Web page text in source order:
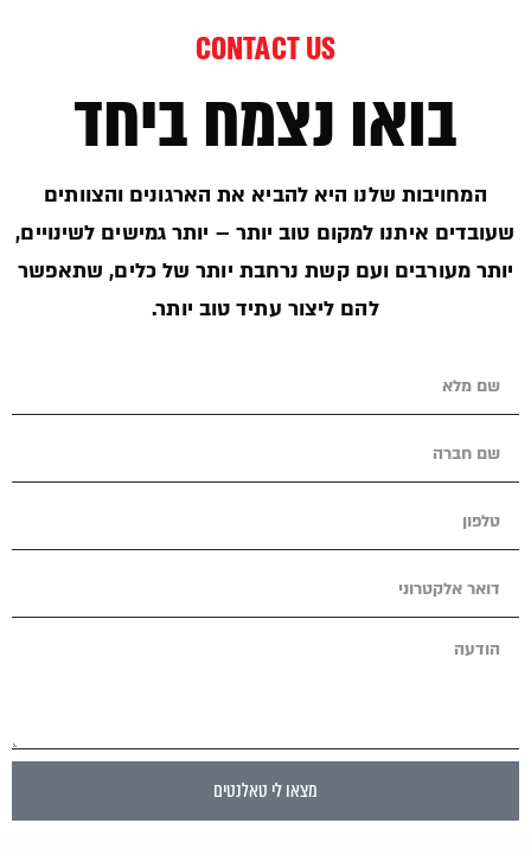
CONTACT US
בואו נצמח ביחד
המחויבות שלנו היא להביא את הארגונים והצוותים
שעובדים איתנו למקום טוב יותר – יותר גמישים לשינויים,
יותר מעורבים ועם קשת נרחבת יותר של כלים, שתאפשר
להם ליצור עתיד טוב יותר.
מצאו לי טאלנטים